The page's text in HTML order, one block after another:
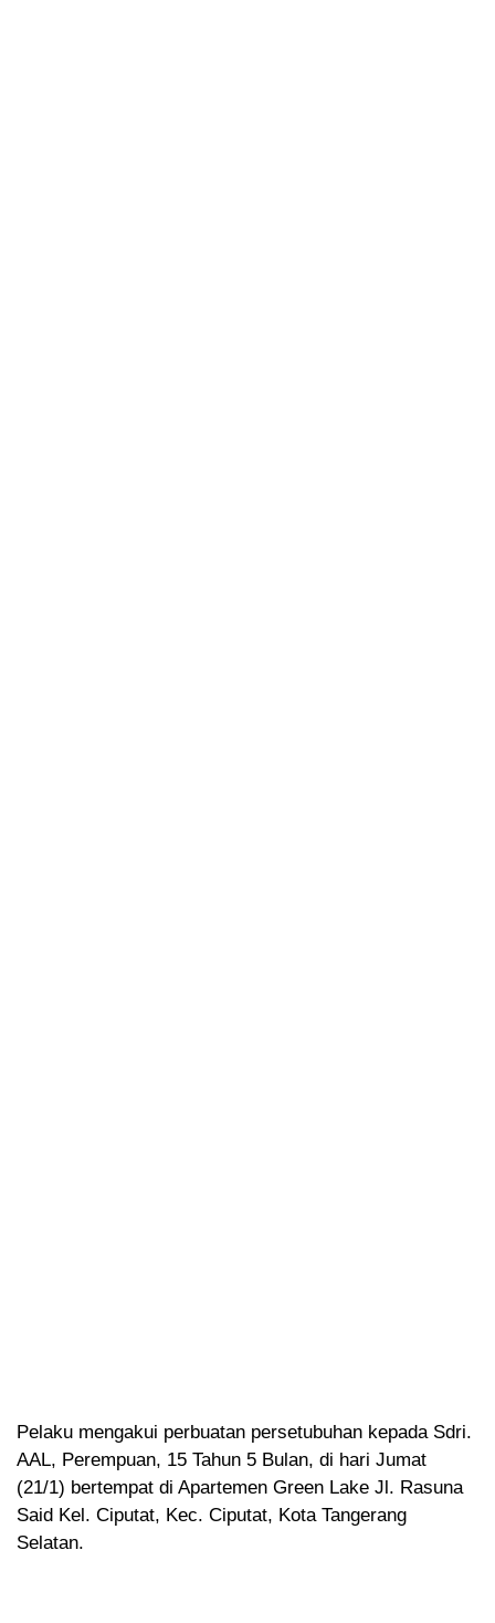
Pelaku mengakui perbuatan persetubuhan kepada Sdri.
AAL, Perempuan, 15 Tahun 5 Bulan, di hari Jumat
(21/1) bertempat di Apartemen Green Lake Jl. Rasuna
Said Kel. Ciputat, Kec. Ciputat, Kota Tangerang
Selatan.